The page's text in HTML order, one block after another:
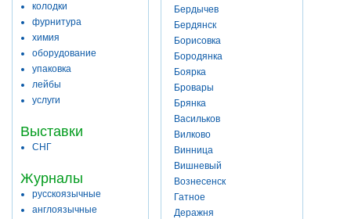
колодки
фурнитура
химия
оборудование
упаковка
лейбы
услуги
Выставки
СНГ
Журналы
русскоязычные
англоязычные
Бердычев
Бердянск
Борисовка
Бородянка
Боярка
Бровары
Брянка
Васильков
Вилково
Винница
Вишневый
Вознесенск
Гатное
Деражня